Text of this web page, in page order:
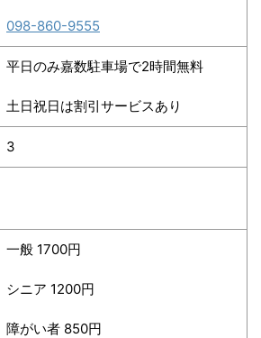
098-860-9555
平日のみ嘉数駐車場で2時間無料
土日祝日は割引サービスあり
3
一般 1700円
シニア 1200円
障がい者 850円